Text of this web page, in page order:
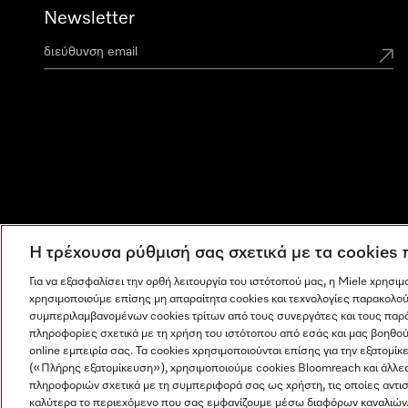
Newsletter
Η εταιρεία μας Όροι και Προϋποθέσεις Προστασία
Η τρέχουσα ρύθμισή σας σχετικά με τα
Για να εξασφαλίσει την ορθή λειτουργία του ιστότοπού μας, η Miele
χρησιμοποιούμε επίσης μη απαραίτητα cookies και τεχνολογίες
συμπεριλαμβανομένων cookies τρίτων από τους συνεργάτες και τους
πληροφορίες σχετικά με τη χρήση του ιστότοπου από εσάς και μας
online εμπειρία σας. Τα cookies χρησιμοποιούνται επίσης για την
(«Πλήρης εξατομίκευση»), χρησιμοποιούμε cookies Bloomreach και
πληροφοριών σχετικά με τη συμπεριφορά σας ως χρήστη, τις οποίες
καλύτερα το περιεχόμενο που σας εμφανίζουμε μέσω διαφόρων